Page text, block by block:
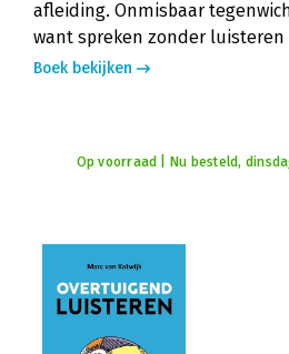
afleiding. Onmisbaar
want spreken zonder
Boek bekijken
Op voorraad | Nu besteld,